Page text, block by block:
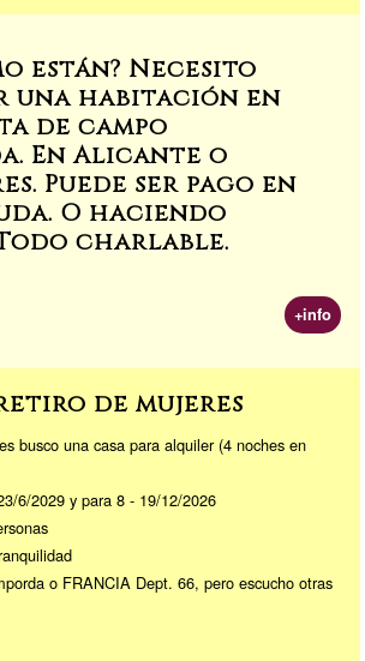
están? Necesito
habitación en
de campo
En Alicante o
Puede ser pago en
O haciendo
charlable.
+info
de mujeres
busco una casa para alquiler (4 noches en
6/2029 y para 8 - 19/12/2026
o FRANCIA Dept. 66, pero escucho otras